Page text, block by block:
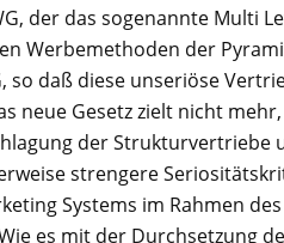
der das sogenannte Multi
Werbemethoden der
so daß diese unseriöse
neue Gesetz zielt nicht
der Strukturvertriebe
strengere
Systems im Rahmen
es mit der Durchsetzung